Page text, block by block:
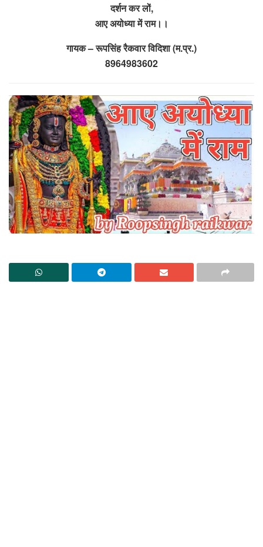
दर्शन कर लों,
आए अयोध्या में राम।।
गायक – रूपसिंह रैकवार विदिशा (म.प्र.)
8964983602